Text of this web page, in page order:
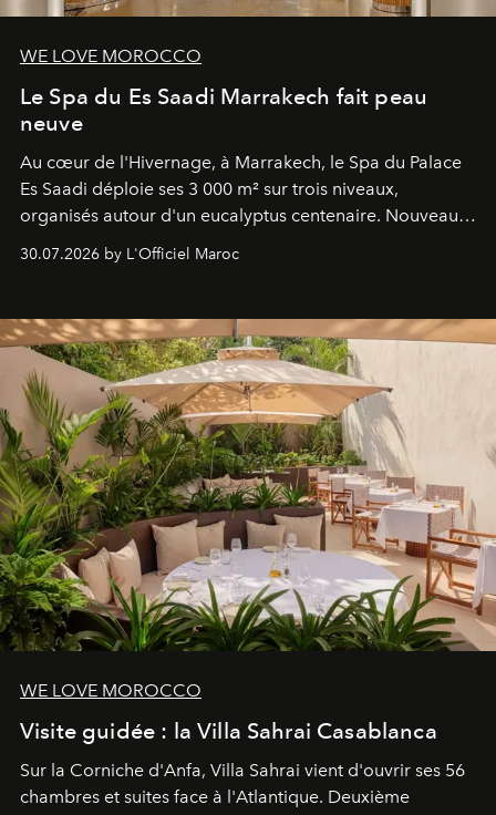
WE LOVE MOROCCO
Le Spa du Es Saadi Marrakech fait peau
neuve
Au cœur de l'Hivernage, à Marrakech, le Spa du Palace
Es Saadi déploie ses 3 000 m² sur trois niveaux,
organisés autour d'un eucalyptus centenaire. Nouveau
Lobby Bien-Être et Beauté, exclusivité mondiale en
neuro-cosmétique, parcours thermal et studio dédié au
entièreté, entre science des émotions et rituels
reposants.
30.07.2026 by L'Officiel Maroc
WE LOVE MOROCCO
Visite guidée : la Villa Sahrai Casablanca
Sur la Corniche d'Anfa, Villa Sahrai vient d'ouvrir ses 56
chambres et suites face à l'Atlantique. Deuxième